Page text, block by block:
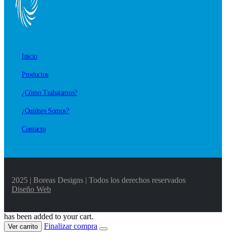
Inicio
Productos
¿Cómo Trabajamos?
¿Quiénes Somos?
Contacto
2025 | Boreas Designs | Todos los derechos reservados
Diseño Web
has been added to your cart.
Ver carrito Finalizar compra